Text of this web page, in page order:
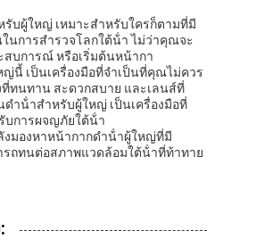
บผู้ใหญ่ เหมาะสําหรับใครก็ตามที่มี
นการสํารวจโลกใต้น้ํา ไม่ว่าคุณจะ
สบการณ์ หรือเริ่มต้นหน้ากา
นี้ เป็นเครื่องมือที่จําเป็นที่คุณไม่ควร
ทนทาน สะดวกสบาย และเลนส์ที่
ดําน้ําสําหรับผู้ใหญ่ เป็นเครื่องมือที่
การผจญภัยใต้น้ํา
มองหาหน้ากากดําน้ําผู้ใหญ่ที่มี
ถทนต่อสภาพแวดล้อมใต้น้ําที่ท้าทาย